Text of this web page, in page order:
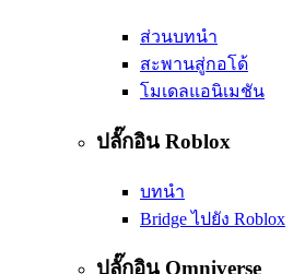
ส่วนบทนำ
สะพานสู่กอโด้
โมเดลแอนิเมชัน
ปลั๊กอิน Roblox
บทนำ
Bridge ไปยัง Roblox
ปลั๊กอิน Omniverse